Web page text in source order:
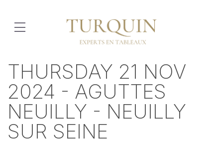
THURSDAY 21 NOV
2024 - AGUTTES
NEUILLY - NEUILLY
SUR SEINE